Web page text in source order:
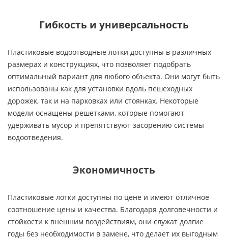
Гибкость и универсальность
Пластиковые водоотводные лотки доступны в различных
размерах и конструкциях, что позволяет подобрать
оптимальный вариант для любого объекта. Они могут быть
использованы как для установки вдоль пешеходных
дорожек, так и на парковках или стоянках. Некоторые
модели оснащены решетками, которые помогают
удерживать мусор и препятствуют засорению системы
водоотведения.
Экономичность
Пластиковые лотки доступны по цене и имеют отличное
соотношение цены и качества. Благодаря долговечности и
стойкости к внешним воздействиям, они служат долгие
годы без необходимости в замене, что делает их выгодным